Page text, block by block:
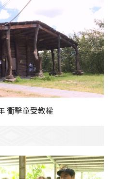
衝擊童受教權